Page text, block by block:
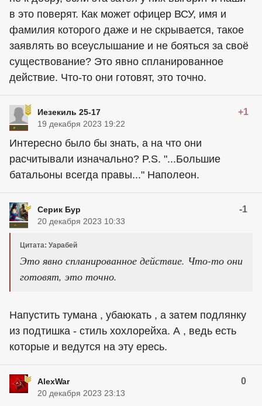
в это поверят. Как может офицер ВСУ, имя и
фамилия которого даже и не скрывается, такое
заявлять во всеуслышание и не бояться за своё
существование? Это явно спланированное
действие. Что-то они готовят, это точно.
Иезекиль 25-17 +1
19 декабря 2023 19:22
Интересно было бы знать, а на что они
расчитывали изначально? P.S. "...Большие
батальоны всегда правы..." Наполеон.
Серик Бур -1
20 декабря 2023 10:33
Цитата: Уарабей
Это явно спланированное действие. Что-то они
готовят, это точно.
Напустить тумана , убаюкать , а затем подлянку
из подтишка - стиль хохлорейха. А , ведь есть
которые и ведутся на эту ересь.
AlexWar 0
20 декабря 2023 23:13